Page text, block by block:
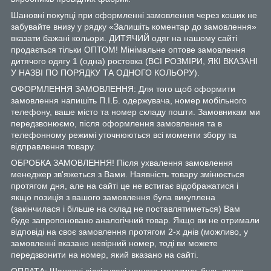
Шановні покупці при оформленні замовлення через кошик не
забувайте внизу у рядку «Залишіть коментар до замовлення»
вказати бажані кольори. ДИТЯЧИЙ одяг на нашому сайті
продається тільки ОПТОМ! Мінімальне оптове замовлення
дитячого одягу 1 (одна) ростовка (ВСІ РОЗМІРИ, ЯКІ ВКАЗАНІ
У НАЗВІ ПО ПОРЯДКУ ТА ОДНОГО КОЛЬОРУ).
ОФОРМЛЕННЯ ЗАМОВЛЕННЯ: Для того щоб оформити
замовлення напишіть П.І.Б. одержувача, номер мобільного
телефону, ваше місто та номер складу пошти. Замовникам ми
передзвонюємо, після оформлення замовлення та в
телефонному режимі уточнюються всі моменти збору та
відправлення товару.
ОБРОБКА ЗАМОВЛЕННЯ! Після ухвалення замовлення
менеджер зв'яжеться з Вами. Наявність товару змінюється
протягом дня, але на сайті це не встигає відображатися і
якщо позиція з вашого замовлення була викуплена
(закінчилася і більше на склад не поставлятиметься) Вам
буде запропоновано аналогічний товар. Якщо ви не отримали
відповіді на своє замовлення протягом 2-х днів (можливо, у
замовленні вказано невірний номер, тоді ви можете
передзвонити на номер, який вказано на сайті.